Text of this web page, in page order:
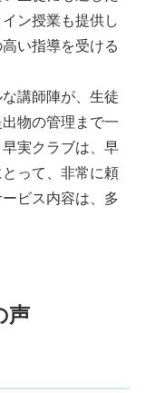
ン授業も提供し
い指導を受ける
講師陣が、生徒
物の管理まで一
実クラブは、早
って、非常に頼
ビス内容は、多
声